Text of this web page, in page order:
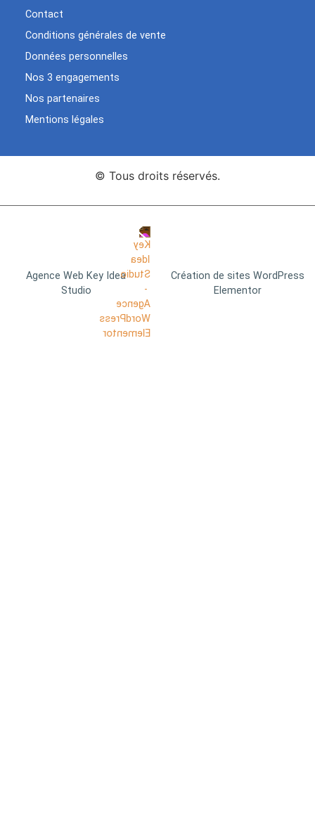
Contact
Conditions générales de vente
Données personnelles
Nos 3 engagements
Nos partenaires
Mentions légales
© Tous droits réservés.
Agence Web Key Idea
Studio
Création de sites WordPress
Elementor